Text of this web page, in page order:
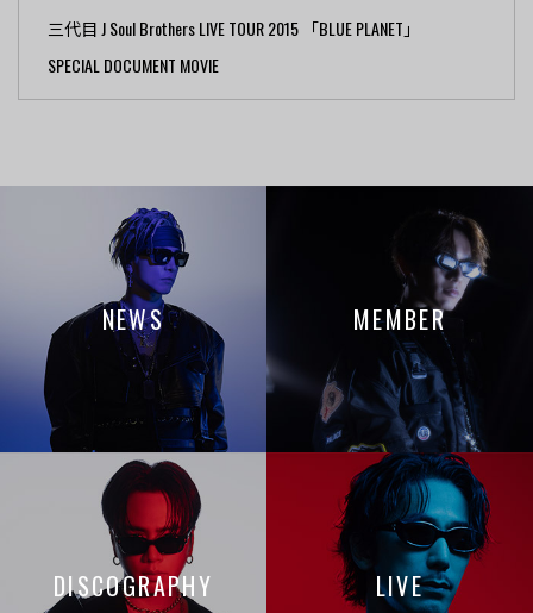
三代目 J Soul Brothers LIVE TOUR 2015 「BLUE PLANET」
SPECIAL DOCUMENT MOVIE
NEWS MEMBER
DISCOGRAPHY LIVE